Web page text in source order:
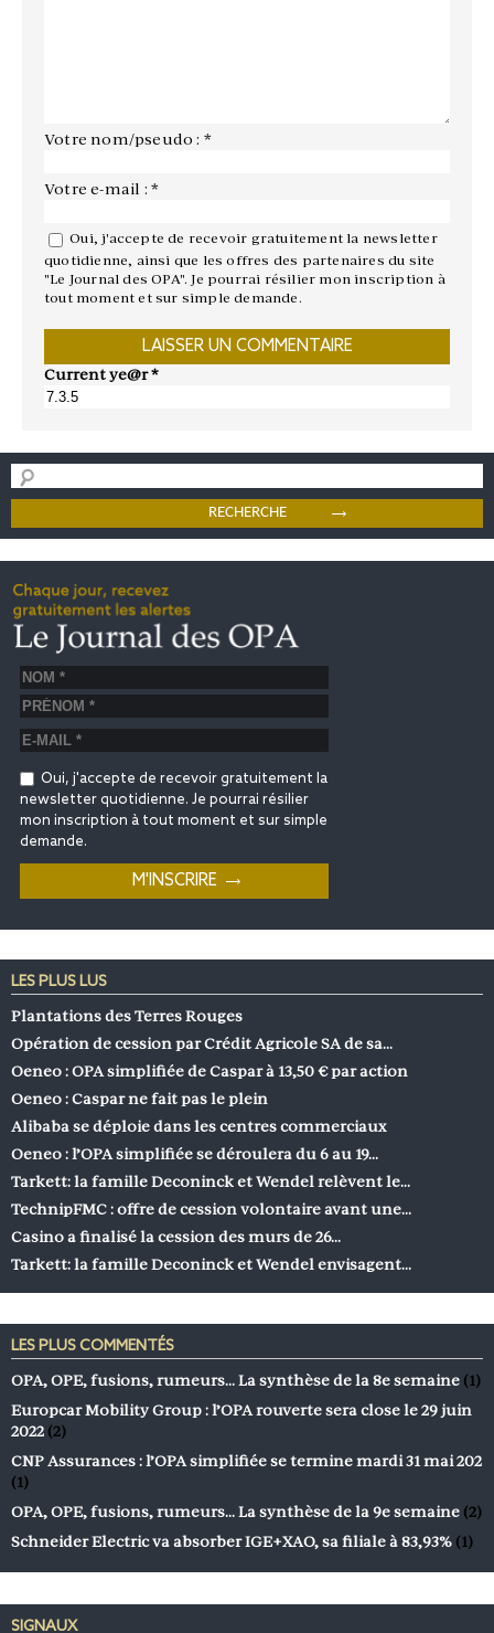
Votre nom/pseudo : *
Votre e-mail : *
Oui, j'accepte de recevoir gratuitement la newsletter
quotidienne, ainsi que les offres des partenaires du site
"Le Journal des OPA". Je pourrai résilier mon inscription à
tout moment et sur simple demande.
Current ye@r*
Oui, j'accepte de recevoir gratuitement la
newsletter quotidienne. Je pourrai résilier
mon inscription à tout moment et sur simple
demande.
LES PLUS LUS
Plantations des Terres Rouges
Opération de cession par Crédit Agricole SA de sa…
Oeneo : OPA simplifiée de Caspar à 13,50 € par action
Oeneo : Caspar ne fait pas le plein
Alibaba se déploie dans les centres commerciaux
Oeneo : l’OPA simplifiée se déroulera du 6 au 19…
Tarkett: la famille Deconinck et Wendel relèvent le…
TechnipFMC : offre de cession volontaire avant une…
Casino a finalisé la cession des murs de 26…
Tarkett: la famille Deconinck et Wendel envisagent…
LES PLUS COMMENTÉS
OPA, OPE, fusions, rumeurs… La synthèse de la 8e semaine (1)
Europcar Mobility Group : l’OPA rouverte sera close le 29 juin
2022 (2)
CNP Assurances : l’OPA simplifiée se termine mardi 31 mai 202
(1)
OPA, OPE, fusions, rumeurs… La synthèse de la 9e semaine (2)
Schneider Electric va absorber IGE+XAO, sa filiale à 83,93% (1)
SIGNAUX